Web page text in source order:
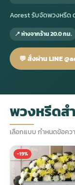
ดอกไม้จัดงานศพ
จัดดอกไม้หน้าศพ
ดอกไม้หน้าหีบ
ดอกไม้หน้างานศพ
ดอกไม้หน้าโลง
จัดดอกไม้หน้ารูป
พวงหรีดราคา
สั่งพวงหรีด
ร้านพวงหรีด
ดอกไม้พวงหรีด
พวงหรีดปทุม
พวงหรีดพระราม 2
น้าเมรุ
มรุสีขาว
ไม้หน้าเมรุ
กไม้หน้าเมรุ
น้าเมรุ ราคา
มรุ กรุงเทพ
ไม้งานแต่ง ราคา
ไม้งานแต่ง ราคาถูก
ไม้งานแต่ง กรุงเทพ
อกไม้งานแต่ง
ดอกไม้งานแต่ง
ไม้งานแต่ง แบบสวยๆ
พวงหรีดพัดลม ราคา
พวงหรีดพัดลม ราคาถูก
พวงหรีดพัดลม กรุงเทพ
พวงหรีดพัดลม ส่งด่วน
สั่งพวงหรีดพัดลม
ร้านพวงหรีดพัดลม
รับจัดงานศพ ราคา
รับจัดงานศพ ครบวงจร
รับจัดงานศพ กรุงเทพ
แพ็คเกจจัดงานศพ
ค่าใช้จ่ายจัดงานศพ
จัดงานศพ วัด
Aorest รับจัดพวงหรีด
📍 ห่างจากร้าน 20.0 กม.
💬 สั่งผ่าน LINE
พวงหรีดส
เลือกแบบ กำหนดข้อคว
-19%